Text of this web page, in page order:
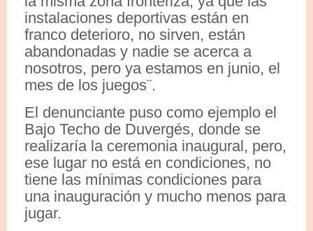
instalaciones deportivas están en
franco deterioro, no sirven, están
abandonadas y nadie se acerca a
nosotros, pero ya estamos en junio, el
mes de los juegos¨.
El denunciante puso como ejemplo el
Bajo Techo de Duvergés, donde se
realizaría la ceremonia inaugural, pero,
ese lugar no está en condiciones, no
tiene las mínimas condiciones para
una inauguración y mucho menos para
jugar.